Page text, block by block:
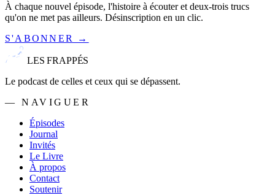
À chaque nouvel épisode, l'histoire à écouter et deux-trois trucs
qu'on ne met pas ailleurs. Désinscription en un clic.
S'ABONNER →
LES FRAPPÉS
Le podcast de celles et ceux qui se dépassent.
— NAVIGUER
Épisodes
Journal
Invités
Le Livre
À propos
Contact
Soutenir